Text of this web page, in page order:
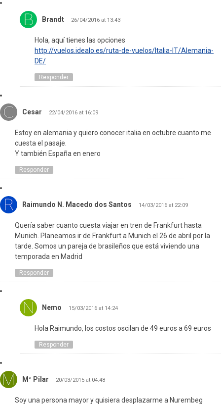
Brandt 26/04/2016 at 13:43
Hola, aquí tienes las opciones
http://vuelos.idealo.es/ruta-de-vuelos/Italia-IT/Alemania-
DE/
Responder
Cesar 22/04/2016 at 16:09
Estoy en alemania y quiero conocer italia en octubre cuanto me
cuesta el pasaje.
Y también España en enero
Responder
Raimundo N. Macedo dos Santos 14/03/2016 at 22:09
Quería saber cuanto cuesta viajar en tren de Frankfurt hasta
Munich. Planeamos ir de Frankfurt a Munich el 26 de abril por la
tarde. Somos un pareja de brasileños que está viviendo una
temporada en Madrid
Responder
Nemo 15/03/2016 at 14:24
Hola Raimundo, los costos oscilan de 49 euros a 69 euros
Responder
Mª Pilar 20/03/2015 at 04:48
Soy una persona mayor y quisiera desplazarme a Nurembeg